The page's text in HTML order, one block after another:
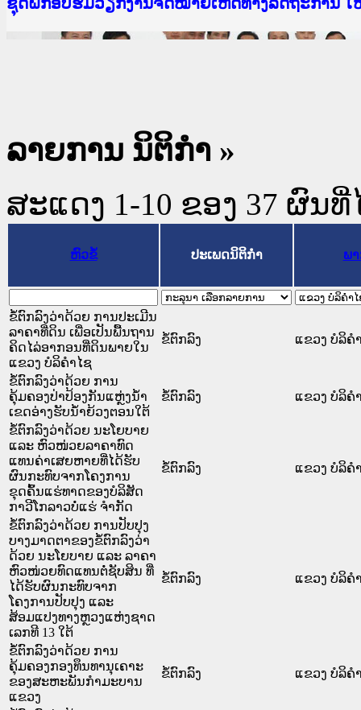
ລາຍການ ນິຕິກໍາ »
ສະແດງ 1-10 ຂອງ 37 ຜົນ
ຫົວຂໍ້ ປະເພດນິຕິກຳ ພ
ຂໍ້ຕົກລົງວ່າດ້ວຍ ການປະເມີນ
ລາຄາທີ່ດິນ ເພື່ອເປັນພື້ນຖານ
ຄິດໄລ່ອາກອນທີ່ດິນພາຍໃນ
ແຂວງ ບໍລິຄຳໄຊ
ຂໍ້ຕົກລົງ ແຂວງ ບໍລິຄໍ
ຂໍ້ຕົກລົງວ່າດ້ວຍ ການ
ຄຸ້ມຄອງປ່າປ້ອງກັນແຫຼ່ງນ້ຳ
ເຂດອ່າງຮັບນ້ຳຍ້ວງຕອນໃຕ້
ຂໍ້ຕົກລົງ ແຂວງ ບໍລິຄໍ
ຂໍ້ຕົກລົງວ່າດ້ວຍ ນະໂຍບາຍ
ແລະ ຫົວໜ່ວຍລາຄາທົດ
ແທນຄ່າເສຍຫາຍທີ່ໄດ້ຮັບ
ຜົນກະທົບຈາກໂຄງການ
ຂຸດຄົ້ນແຮ່ທາດຂອງບໍລິສັດ
ກາວີໂກລາວບໍ່ແຮ່ ຈຳກັດ
ຂໍ້ຕົກລົງ ແຂວງ ບໍລິຄໍ
ຂໍ້ຕົກລົງວ່າດ້ວຍ ການປັບປຸງ
ບາງມາດຕາຂອງຂໍ້ຕົກລົງວ່າ
ດ້ວຍ ນະໂຍບາຍ ແລະ ລາຄາ
ຫົວໜ່ວຍທົດແທນຕໍ່ຊັບສິນ ທີ່
ໄດ້ຮັບຜົນກະທົບຈາກ
ໂຄງການປັບປຸງ ແລະ
ສ້ອມແປງທາງຫຼວງແຫ່ງຊາດ
ເລກທີ 13 ໃຕ້
ຂໍ້ຕົກລົງ ແຂວງ ບໍລິຄໍ
ຂໍ້ຕົກລົງວ່າດ້ວຍ ການ
ຄຸ້ມຄອງກອງທຶນທານຸເຄາະ
ຂອງສະຫະພັນກຳມະບານ
ແຂວງ
ຂໍ້ຕົກລົງ ແຂວງ ບໍລິຄໍ